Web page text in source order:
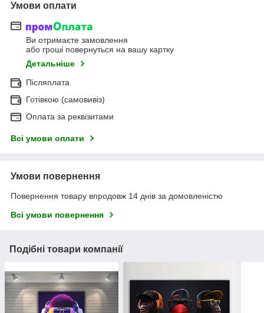
Умови оплати
Ви отримаєте замовлення
або гроші повернуться на вашу картку
Детальніше
Післяплата
Готівкою (самовивіз)
Оплата за реквізитами
Всі умови оплати
Умови повернення
Повернення товару впродовж 14 днів за домовленістю
Всі умови повернення
Подібні товари компанії